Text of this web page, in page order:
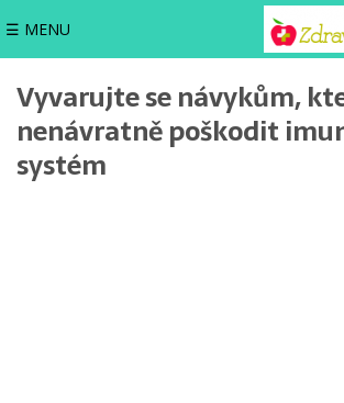
☰ MENU
Vyvarujte se návykům,
nenávratně poškodit
systém